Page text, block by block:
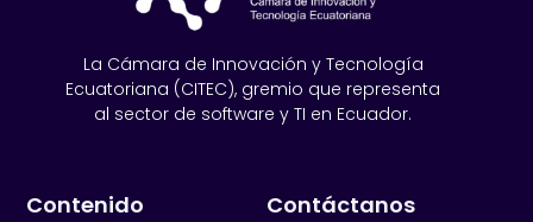
La Cámara de Innovación y Tecnología
Ecuatoriana (CITEC), gremio que representa
al sector de software y TI en Ecuador.
Contenido Contáctanos